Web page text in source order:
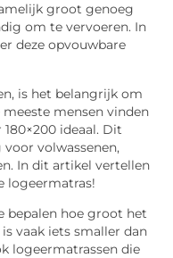
groot genoeg
om te vervoeren. In
deze opvouwbare
is het belangrijk om
mensen vinden
ideaal. Dit
volwassenen,
In dit artikel vertellen
logeermatras!
bepalen hoe groot het
vaak iets smaller dan
logeermatrassen die